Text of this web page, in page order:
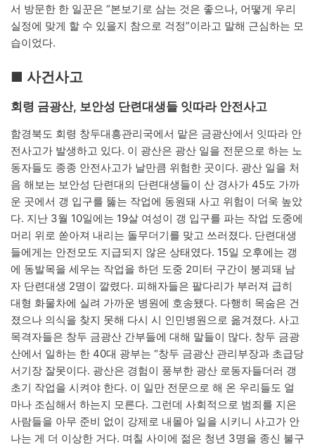
서 방문한 한 일꾼은 “본보기로 삼는 것은 좋으나, 어떻게 우리
실정에 맞게 할 수 있을지 참으로 걱정”이라고 말해 근심하는 모
습이었다.
■ 사건사고
회령 금광산, 보안성 단련대생들 잇따라 안전사고
함경북도 회령 창두대흥관리국에서 맡은 금광산에서 잇따라 안
전사고가 발생하고 있다. 이 광산은 광산 일을 전문으로 하는 노
동자들도 종종 안전사고가 날만큼 위험한 곳이다. 광산 일을 처
음 해보는 보안성 단련대의 단련대생들이 산 경사가 45도 가까
운 곳에서 갱 입구를 뚫는 작업에 동원돼 사고 위험이 더욱 높았
다. 지난 3월 10일에는 19살 여성이 갱 입구를 파는 작업 도중에
머리 위로 쏟아져 내리는 돌무더기를 맞고 쓰러졌다. 단련대생
들에게는 안전모도 지급되지 않은 상태였다. 15일 오후에는 갱
에 동발목을 세우는 작업을 하던 도중 2미터 구간이 붕괴돼 남
자 단련대생 2명이 깔렸다. 피해자들은 팔다리가 부러져 급히
대형 화물차에 실려 가까운 병원에 호송됐다. 다행히 목숨은 건
졌으나 의식을 찾지 못해 다시 시 인민병원으로 옮겨졌다. 사고
목격자들은 창두 금광산 간부들에 대해 말들이 많다. 창두 금광
산에서 일하는 한 40대 광부는 “창두 금광산 관리부장과 초급당
서기장 잘못이다. 광산은 경험이 풍부한 광산 로동자들더러 갱
초기 작업을 시켜야 한다. 이 일만 전문으로 해 온 우리들도 얼
마나 조심해서 하는지 모른다. 그런데 사회적으로 범죄를 지은
사람들을 아무 준비 없이 강제로 내몰아 일을 시키니 사고가 안
나는 게 더 이상한 거다. 며칠 사이에 젊은 청년 3명을 종신 불구